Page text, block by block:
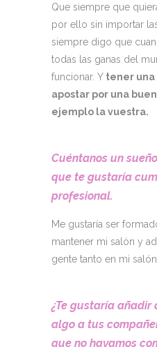
Que siempre que
por ello sin importar
siempre digo que
todas las ganas del
funcionar. Y tener una
apostar por una
ejemplo la vuestra.
Cuéntanos un
que te gustaría
profesional.
Me gustaría ser
mantener mi salón y
gente tanto en mi
¿Te gustaría
algo a tus
que no hayamos